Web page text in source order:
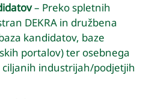
– Preko spletnih
DEKRA in družbena
kandidatov, baze
portalov) ter osebnega
ciljanih industrijah/podjetjih